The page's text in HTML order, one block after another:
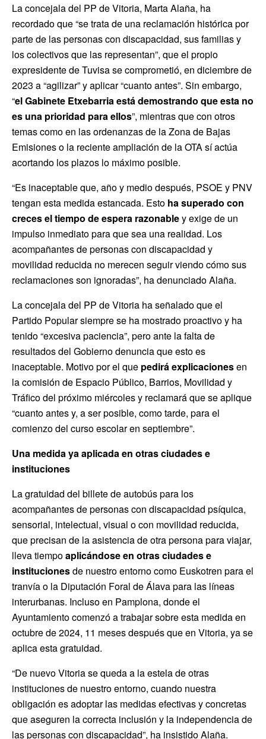
La concejala del PP de Vitoria, Marta Alaña, ha
recordado que “se trata de una reclamación histórica por
parte de las personas con discapacidad, sus familias y
los colectivos que las representan”, que el propio
expresidente de Tuvisa se comprometió, en diciembre de
2023 a “agilizar” y aplicar “cuanto antes”. Sin embargo,
“el Gabinete Etxebarria está demostrando que esta no
es una prioridad para ellos”, mientras que con otros
temas como en las ordenanzas de la Zona de Bajas
Emisiones o la reciente ampliación de la OTA sí actúa
acortando los plazos lo máximo posible.
“Es inaceptable que, año y medio después, PSOE y PNV
tengan esta medida estancada. Esto ha superado con
creces el tiempo de espera razonabley exige de un
impulso inmediato para que sea una realidad. Los
acompañantes de personas con discapacidad y
movilidad reducida no merecen seguir viendo cómo sus
reclamaciones son ignoradas”, ha denunciado Alaña.
La concejala del PP de Vitoria ha señalado que el
Partido Popular siempre se ha mostrado proactivo y ha
tenido “excesiva paciencia”, pero ante la falta de
resultados del Gobierno denuncia que esto es
inaceptable. Motivo por el que pedirá explicacionesen
la comisión de Espacio Público, Barrios, Movilidad y
Tráfico del próximo miércoles y reclamará que se aplique
“cuanto antes y, a ser posible, como tarde, para el
comienzo del curso escolar en septiembre”.
Una medida ya aplicada en otras ciudades e
instituciones
La gratuidad del billete de autobús para los
acompañantes de personas con discapacidad psíquica,
sensorial, intelectual, visual o con movilidad reducida,
que precisan de la asistencia de otra persona para viajar,
lleva tiempoaplicándose en otras ciudades e
institucionesde nuestro entorno como Euskotren para el
tranvía o la Diputación Foral de Álava para las líneas
interurbanas. Incluso en Pamplona, donde el
Ayuntamiento comenzó a trabajar sobre esta medida en
octubre de 2024, 11 meses después que en Vitoria, ya se
aplica esta gratuidad.
“De nuevo Vitoria se queda a la estela de otras
instituciones de nuestro entorno, cuando nuestra
obligación es adoptar las medidas efectivas y concretas
que aseguren la correcta inclusión y la independencia de
las personas con discapacidad”, ha insistido Alaña.